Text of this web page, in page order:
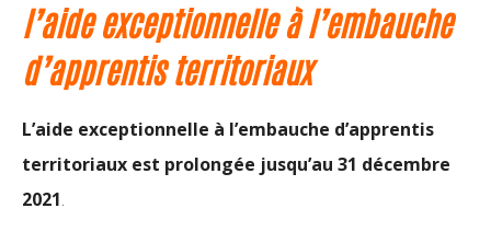
l’aide exceptionnelle à l’embauche
d’apprentis territoriaux
L’aide exceptionnelle à l’embauche d’apprentis
territoriaux est prolongée jusqu’au 31 décembre
2021.